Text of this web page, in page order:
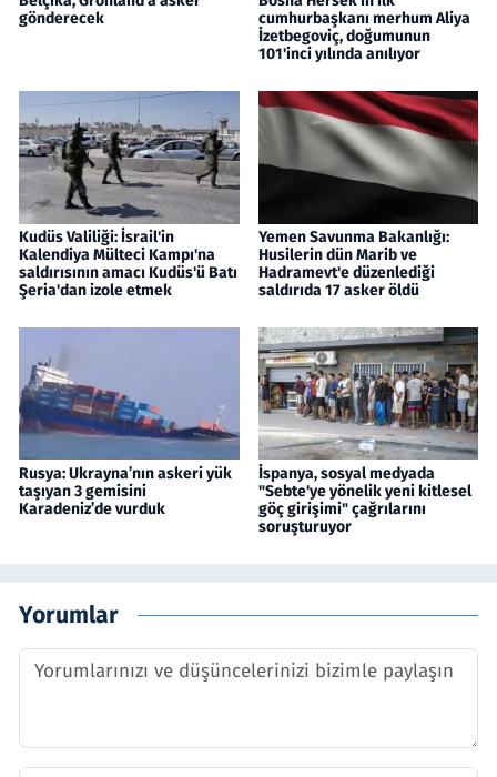
gönderecek
cumhurbaşkanı merhum Aliya
İzetbegoviç, doğumunun
101'inci yılında anılıyor
Kudüs Valiliği: İsrail'in
Kalendiya Mülteci Kampı'na
saldırısının amacı Kudüs'ü Batı
Şeria'dan izole etmek
Yemen Savunma Bakanlığı:
Husilerin dün Marib ve
Hadramevt'e düzenlediği
saldırıda 17 asker öldü
Rusya: Ukrayna’nın askeri yük
taşıyan 3 gemisini
Karadeniz’de vurduk
İspanya, sosyal medyada
"Sebte'ye yönelik yeni kitlesel
göç girişimi" çağrılarını
soruşturuyor
Yorumlar